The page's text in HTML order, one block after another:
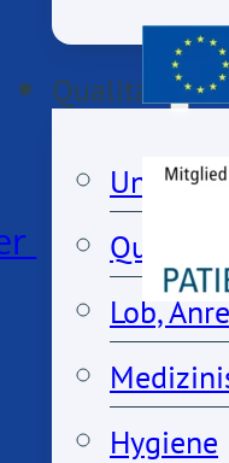
Qualität
Unser
Lob,
Hygiene